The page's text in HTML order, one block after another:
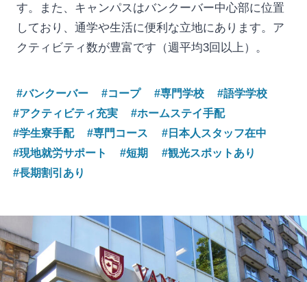
す。また、キャンパスはバンクーバー中心部に位置
しており、通学や生活に便利な立地にあります。ア
クティビティ数が豊富です（週平均3回以上）。
#バンクーバー #コープ #専門学校
#語学学校
#アクティビティ充実
#ホームステイ手配
#学生寮手配
#専門コース
#日本人スタッフ在中
#現地就労サポート
#短期
#観光スポットあり
#長期割引あり